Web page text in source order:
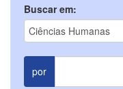
Buscar em:
por